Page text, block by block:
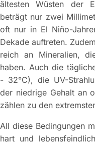
ältesten Wüsten der
beträgt nur zwei
oft nur in El Niño-
Dekade auftreten.
reich an Mineralien,
haben. Auch die
- 32°C), die UV-
der niedrige Gehalt an
zählen zu den
All diese Bedingungen
hart und